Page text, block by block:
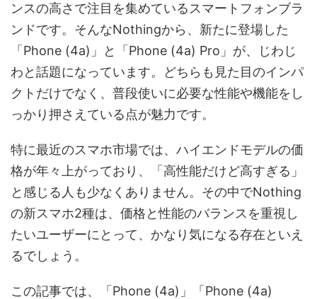
ンスの高さで注目を集めているスマートフォンブラ
ンドです。そんなNothingから、新たに登場した
「Phone (4a)」と「Phone (4a) Pro」が、じわじ
わと話題になっています。どちらも見た目のインパ
クトだけでなく、普段使いに必要な性能や機能をし
っかり押さえている点が魅力です。
特に最近のスマホ市場では、ハイエンドモデルの価
格が年々上がっており、「高性能だけど高すぎる」
と感じる人も少なくありません。その中でNothing
の新スマホ2種は、価格と性能のバランスを重視し
たいユーザーにとって、かなり気になる存在といえ
るでしょう。
この記事では、「Phone (4a)」「Phone (4a)